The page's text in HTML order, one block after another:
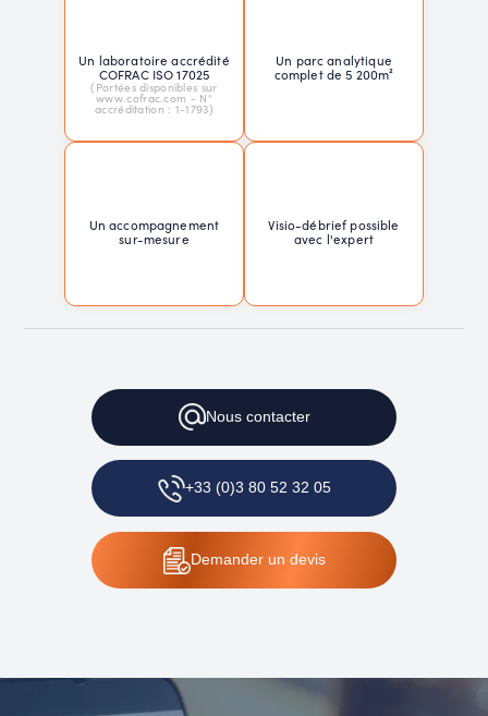
Un laboratoire accrédité
COFRAC ISO 17025
(Portées disponibles sur
www.cofrac.com - N°
accréditation : 1-1793)
Un parc analytique
complet de 5 200m²
Un accompagnement
sur-mesure
Visio-débrief possible
avec l'expert
Nous contacter
+33 (0)3 80 52 32 05
Demander un devis